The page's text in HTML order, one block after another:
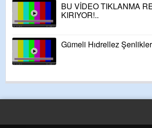
BU VİDEO TIKLANMA
KIRIYOR!..
Gümeli Hıdrellez